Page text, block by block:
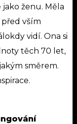
jako ženu. Měla
vším
vidí. Ona si
těch 70 let,
směrem.